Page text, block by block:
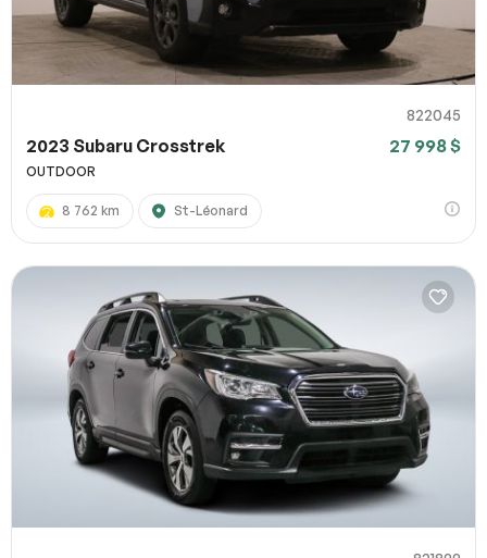
822045
2023 Subaru Crosstrek 27 998 $
OUTDOOR
8 762 km St-Léonard